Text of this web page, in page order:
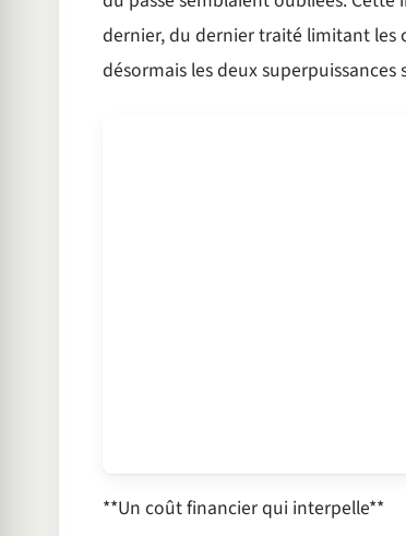
dernier, du dernier traité limitant les
désormais les deux
**Un coût financier qui interpelle**